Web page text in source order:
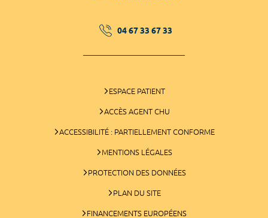
04 67 33 67 33
ESPACE PATIENT
ACCÈS AGENT CHU
ACCESSIBILITÉ : PARTIELLEMENT CONFORME
MENTIONS LÉGALES
PROTECTION DES DONNÉES
PLAN DU SITE
FINANCEMENTS EUROPÉENS